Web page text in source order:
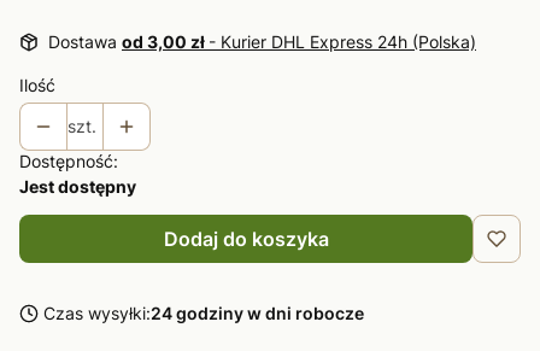
Dostawa od 3,00 zł - Kurier DHL Express 24h (Polska)
Ilość
szt.
Dostępność:
Jest dostępny
Dodaj do koszyka
Czas wysyłki:24 godziny w dni robocze